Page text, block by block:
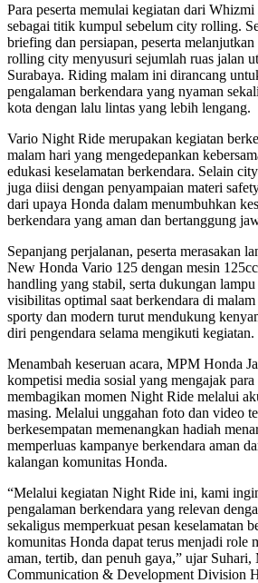
Para peserta memulai kegiatan dari Whizmi
sebagai titik kumpul sebelum city rolling.
briefing dan persiapan, peserta melanjutkan
rolling city menyusuri sejumlah ruas jalan
Surabaya. Riding malam ini dirancang
pengalaman berkendara yang nyaman
kota dengan lalu lintas yang lebih lengang.
Vario Night Ride merupakan kegiatan
malam hari yang mengedepankan
edukasi keselamatan berkendara. Selain
juga diisi dengan penyampaian materi
dari upaya Honda dalam menumbuhkan
berkendara yang aman dan bertanggung
Sepanjang perjalanan, peserta merasakan
New Honda Vario 125 dengan mesin
handling yang stabil, serta dukungan
visibilitas optimal saat berkendara di
sporty dan modern turut mendukung
diri pengendara selama mengikuti kegiatan.
Menambah keseruan acara, MPM Honda
kompetisi media sosial yang mengajak para
membagikan momen Night Ride melalui
masing. Melalui unggahan foto dan video
berkesempatan memenangkan hadiah
memperluas kampanye berkendara aman
kalangan komunitas Honda.
“Melalui kegiatan Night Ride ini, kami
pengalaman berkendara yang relevan
sekaligus memperkuat pesan keselamatan
komunitas Honda dapat terus menjadi role
aman, tertib, dan penuh gaya,” ujar Suhari,
Communication & Development Division